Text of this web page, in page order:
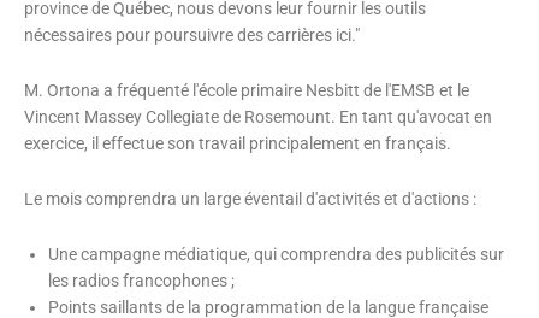
province de Québec, nous devons leur fournir les outils
nécessaires pour poursuivre des carrières ici."
M. Ortona a fréquenté l'école primaire Nesbitt de l'EMSB et le
Vincent Massey Collegiate de Rosemount. En tant qu'avocat en
exercice, il effectue son travail principalement en français.
Le mois comprendra un large éventail d'activités et d'actions :
Une campagne médiatique, qui comprendra des publicités sur
les radios francophones ;
Points saillants de la programmation de la langue française